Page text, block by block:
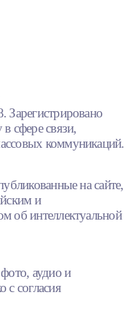
сфере связи,
коммуникаций.
на сайте,
и
об интеллектуальной
аудио и
с согласия